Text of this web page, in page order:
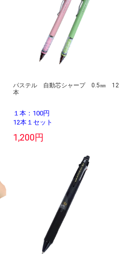
パステル 自動芯シャープ 0.5㎜ 12
本
１本：100円
12本１セット
1,200円